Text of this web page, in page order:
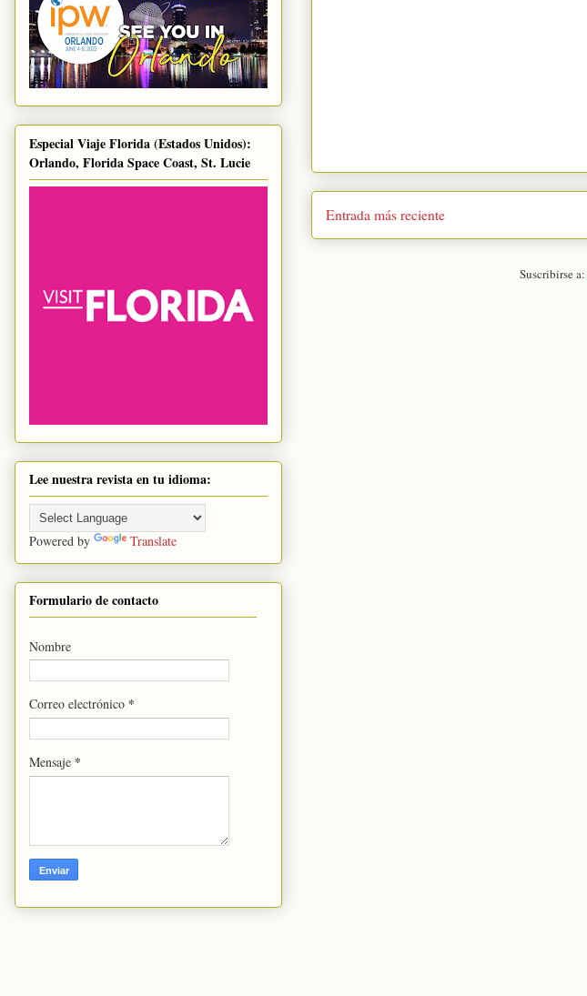
Entrada más reciente
Suscribirse a:
Especial Viaje Florida (Estados Unidos):
Orlando, Florida Space Coast, St. Lucie
Lee nuestra revista en tu idioma:
Powered by Translate
Formulario de contacto
Nombre
Correo electrónico *
Mensaje *